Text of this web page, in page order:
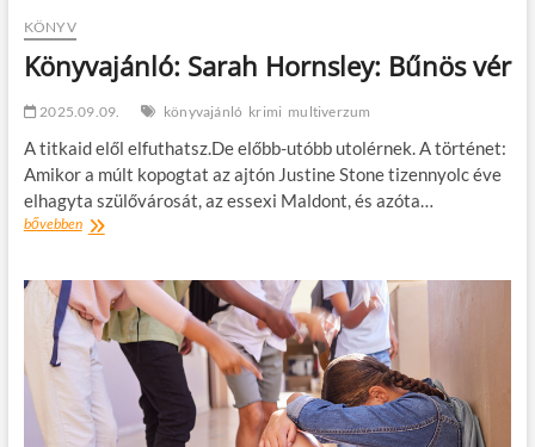
KÖNYV
Könyvajánló: Sarah Hornsley: Bűnös vér
2025.09.09. könyvajánló krimi multiverzum
A titkaid elől elfuthatsz.De előbb-utóbb utolérnek. A történet:
Amikor a múlt kopogtat az ajtón Justine Stone tizennyolc éve
elhagyta szülővárosát, az essexi Maldont, és azóta…
bővebbenKönyvajánló:
Bűnös
vér